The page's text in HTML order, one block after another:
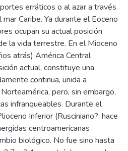
erráticos o al azar a través
Caribe. Ya durante el Eoceno
ocupan su actual posición
la vida terrestre. En el Mioceno
atrás) América Central
actual, constituye una
continua, unida a
pero, sin embargo,
infranqueables. Durante el
Inferior (Rusciniano?: hace
centroamericanas
biológico. No fue sino hasta